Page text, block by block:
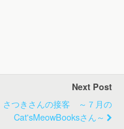
Next Post
さつきさんの接客 ～７月の
Cat'sMeowBooksさん～